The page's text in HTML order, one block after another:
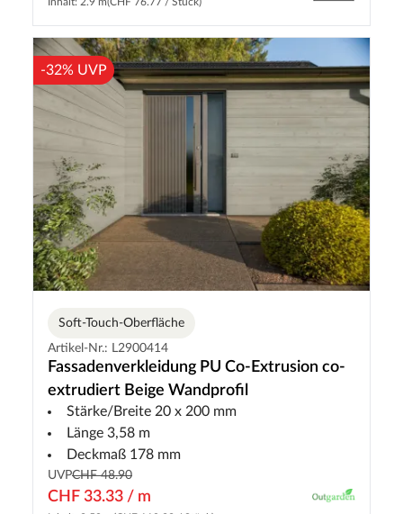
Inhalt: 2.9 m(CHF 76.77 / Stück)
-32% UVP
Soft-Touch-Oberfläche
Artikel-Nr.: L2900414
Fassadenverkleidung PU Co-Extrusion co-
extrudiert Beige Wandprofil
Stärke/Breite 20 x 200 mm
Länge 3,58 m
Deckmaß 178 mm
UVPCHF 48.90
CHF 33.33 / m